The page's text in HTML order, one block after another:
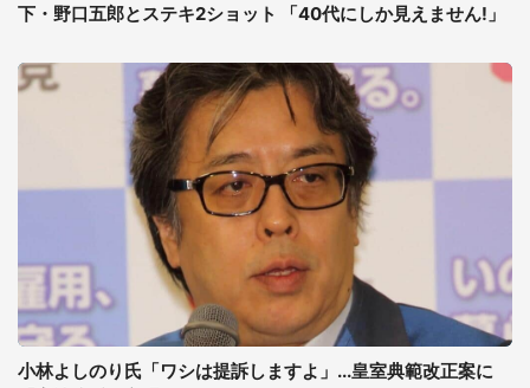
下・野口五郎とステキ2ショット 「40代にしか見えません!」
小林よしのり氏「ワシは提訴しますよ」...皇室典範改正案に